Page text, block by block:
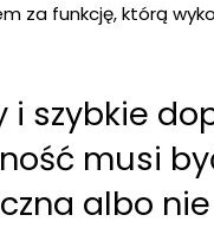
za funkcję, którą
i szybkie
musi
albo